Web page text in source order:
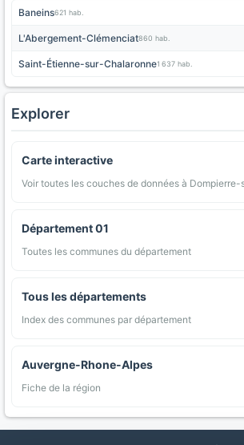
Baneins621 hab.
L'Abergement-Clémenciat860 hab.
Saint-Étienne-sur-Chalaronne1 637 hab.
Explorer
Carte interactive
Voir toutes les couches de données à
Département 01
Toutes les communes du département
Tous les départements
Index des communes par département
Auvergne-Rhone-Alpes
Fiche de la région